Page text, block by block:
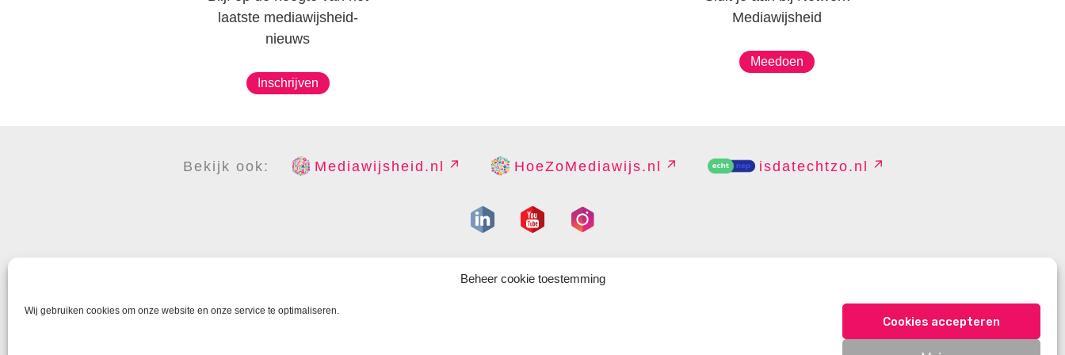
Beheer cookie toestemming
Wij gebruiken cookies om onze website en onze service te optimaliseren.
Cookies accepteren
laatste mediawijsheid-
nieuws
Inschrijven
Mediawijsheid
Meedoen
Bekijk ook: Mediawijsheid.nl HoeZoMediawijs.nl isdatechtzo.nl